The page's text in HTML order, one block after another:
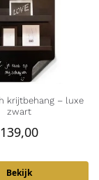
krijtbehang – luxe
zwart
139,00
Bekijk